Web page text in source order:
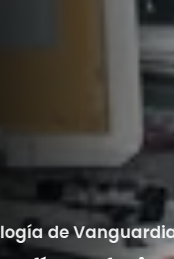
Calidad